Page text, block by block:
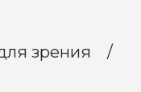
зрения /